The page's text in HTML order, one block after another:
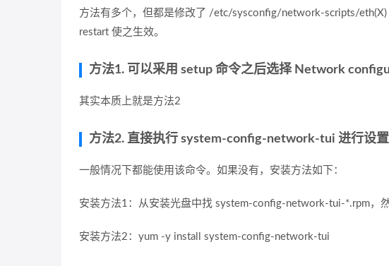
方法有多个，但都是修改了 /etc/sysconfig/network-scripts/
restart 使之生效。
方法1. 可以采用 setup 命令之后选择 Network
其实本质上就是方法2
方法2. 直接执行 system-config-network-tui 进行设置
一般情况下都能使用该命令。如果没有，安装方法如下：
安装方法1：从安装光盘中找 system-config-network-tui-*.rpm，
安装方法2：yum -y install system-config-network-tui